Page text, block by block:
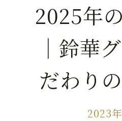
2025年
｜鈴華
だわり
2023